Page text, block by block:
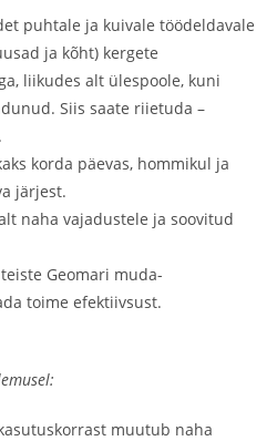
puhtale ja kuivale töödeldavale
ja kõht) kergete
liikudes alt ülespoole, kuni
Siis saate riietuda –
korda päevas, hommikul ja
järjest.
naha vajadustele ja soovitud
Geomari muda-
toime efektiivsust.
muutub naha